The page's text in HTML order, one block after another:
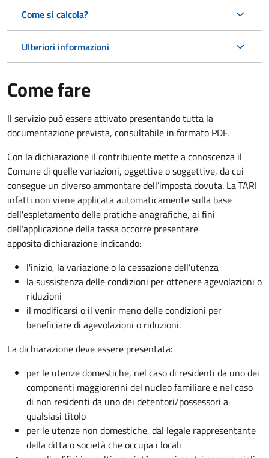
Come si calcola?
Ulteriori informazioni
Come fare
Il servizio può essere attivato presentando tutta la
documentazione prevista, consultabile in formato PDF.
Con la dichiarazione il contribuente mette a conoscenza il
Comune di quelle variazioni, oggettive o soggettive, da cui
consegue un diverso ammontare dell’imposta dovuta. La TARI
infatti non viene applicata automaticamente sulla base
dell'espletamento delle pratiche anagrafiche, ai fini
dell'applicazione della tassa occorre presentare
apposita dichiarazione indicando:
l'inizio, la variazione o la cessazione dell’utenza
la sussistenza delle condizioni per ottenere agevolazioni o
riduzioni
il modificarsi o il venir meno delle condizioni per
beneficiare di agevolazioni o riduzioni.
La dichiarazione deve essere presentata:
per le utenze domestiche, nel caso di residenti da uno dei
componenti maggiorenni del nucleo familiare e nel caso
di non residenti da uno dei detentori/possessori a
qualsiasi titolo
per le utenze non domestiche, dal legale rappresentante
della ditta o società che occupa i locali